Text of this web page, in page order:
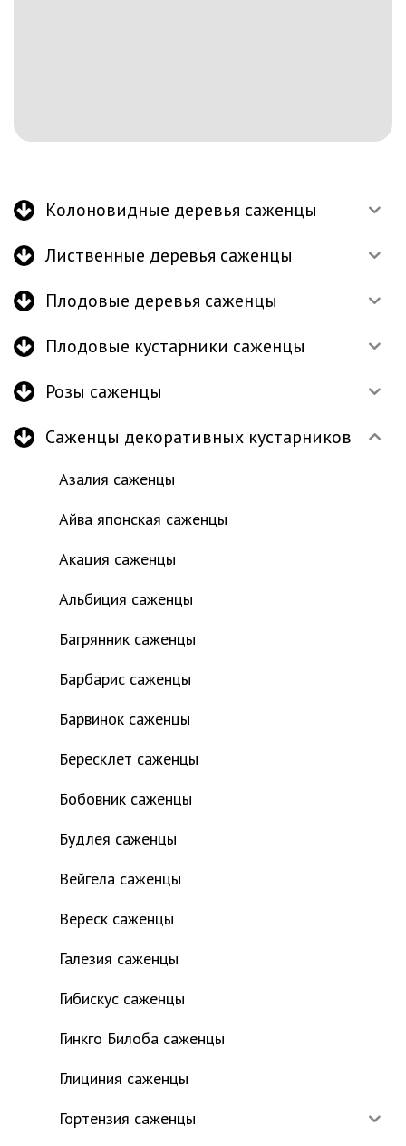
Колоновидные деревья саженцы
Лиственные деревья саженцы
Плодовые деревья саженцы
Плодовые кустарники саженцы
Розы саженцы
Саженцы декоративных кустарников
Азалия саженцы
Айва японская саженцы
Акация саженцы
Альбиция саженцы
Багрянник саженцы
Барбарис саженцы
Барвинок саженцы
Бересклет саженцы
Бобовник саженцы
Будлея саженцы
Вейгела саженцы
Вереск саженцы
Галезия саженцы
Гибискус саженцы
Гинкго Билоба саженцы
Глициния саженцы
Гортензия саженцы